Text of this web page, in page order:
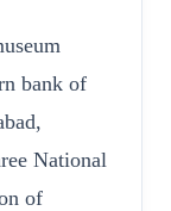
bank of
National
of